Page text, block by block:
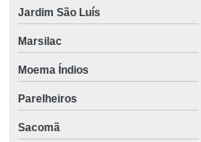
Jardim São Luís
Marsilac
Moema Índios
Parelheiros
Sacomã